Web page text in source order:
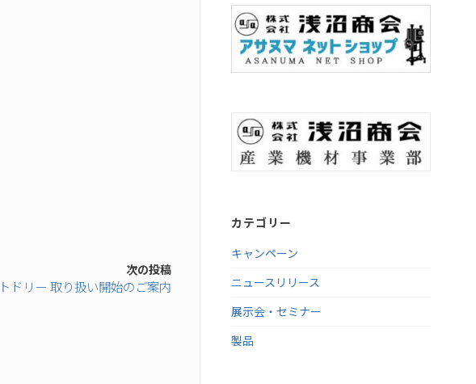
次の投稿
ドリー 取り扱い開始のご案内
カテゴリー
キャンペーン
ニュースリリース
展示会・セミナー
製品